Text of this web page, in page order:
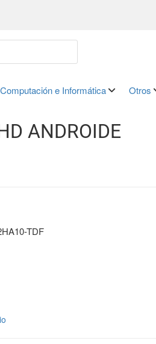
Computación e Informática Otros
ANDROIDE
TDF